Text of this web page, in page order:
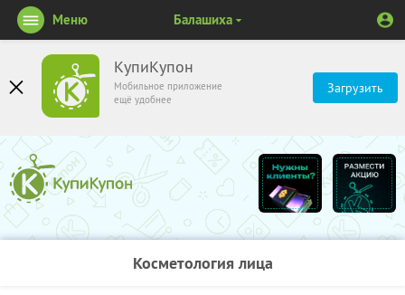
КупиКупон
Мобильное приложение
ещё удобнее
Загрузить
Меню Балашиха
Косметология лица